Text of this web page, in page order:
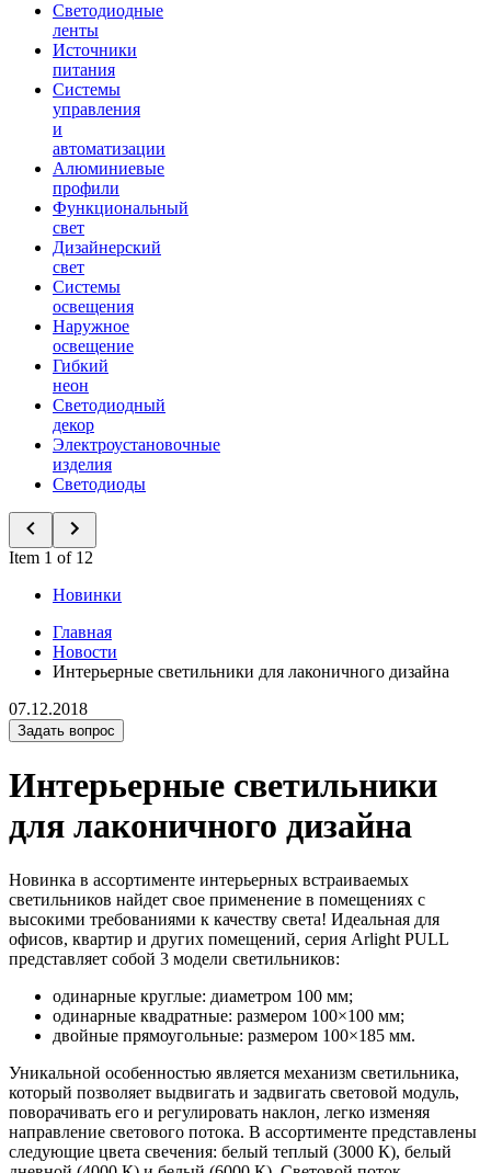
Светодиодные
ленты
Источники
питания
Системы
управления
и
автоматизации
Алюминиевые
профили
Функциональный
свет
Дизайнерский
свет
Системы
освещения
Наружное
освещение
Гибкий
неон
Светодиодный
декор
Электроустановочные
изделия
Светодиоды
Item 1 of 12
Новинки
Главная
Новости
Интерьерные светильники для лаконичного дизайна
07.12.2018
Задать вопрос
Интерьерные светильники
для лаконичного дизайна
Новинка в ассортименте интерьерных встраиваемых
светильников найдет свое применение в помещениях с
высокими требованиями к качеству света! Идеальная для
офисов, квартир и других помещений, серия Arlight PULL
представляет собой 3 модели светильников:
одинарные круглые: диаметром 100 мм;
одинарные квадратные: размером 100×100 мм;
двойные прямоугольные: размером 100×185 мм.
Уникальной особенностью является механизм светильника,
который позволяет выдвигать и задвигать световой модуль,
поворачивать его и регулировать наклон, легко изменяя
направление светового потока. В ассортименте представлены
следующие цвета свечения: белый теплый (3000 К), белый